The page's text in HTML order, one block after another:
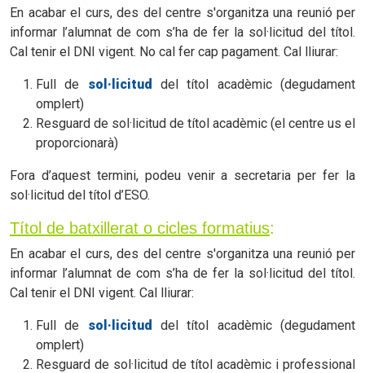
En acabar el curs, des del centre s'organitza una reunió per
informar l’alumnat de com s’ha de fer la sol·licitud del títol.
Cal tenir el DNI vigent. No cal fer cap pagament. Cal lliurar:
Full de sol·licitud
del títol acadèmic (degudament
omplert)
Resguard de sol·licitud de títol acadèmic (el centre us el
proporcionarà)
Fora d’aquest termini, podeu venir a secretaria per fer la
sol·licitud del títol d’ESO.
Títol de batxillerat o cicles formatius:
En acabar el curs, des del centre s'organitza una reunió per
informar l’alumnat de com s’ha de fer la sol·licitud del títol.
Cal tenir el DNI vigent. Cal lliurar:
Full de sol·licitud del títol acadèmic (degudament
omplert)
Resguard de sol·licitud de títol acadèmic i professional